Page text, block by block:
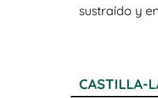
sustraído y
CASTILLA-